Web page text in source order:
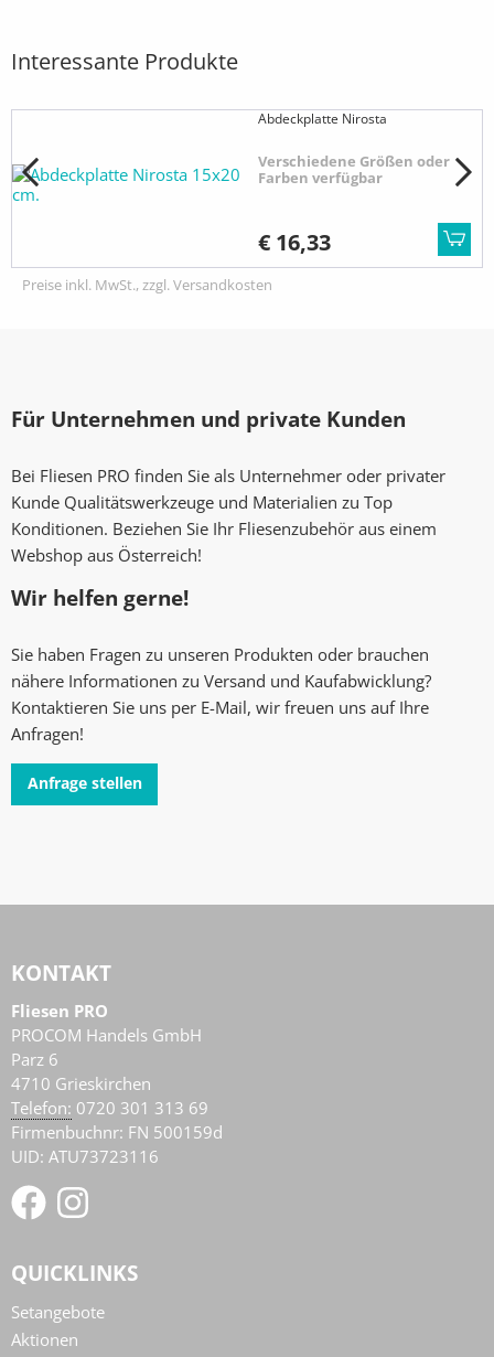
Interessante Produkte
Abdeckplatte Nirosta
Verschiedene Größen oder
Farben verfügbar
€ 16,33
Preise inkl. MwSt., zzgl. Versandkosten
Für Unternehmen und private Kunden
Bei Fliesen PRO finden Sie als Unternehmer oder privater
Kunde Qualitätswerkzeuge und Materialien zu Top
Konditionen. Beziehen Sie Ihr Fliesenzubehör aus einem
Webshop aus Österreich!
Wir helfen gerne!
Sie haben Fragen zu unseren Produkten oder brauchen
nähere Informationen zu Versand und Kaufabwicklung?
Kontaktieren Sie uns per E-Mail, wir freuen uns auf Ihre
Anfragen!
Anfrage stellen
KONTAKT
Fliesen PRO
PROCOM Handels GmbH
Parz 6
4710 Grieskirchen
AT
Telefon: 0720 301 313 69
Firmenbuchnr: FN 500159d
UID: ATU73723116
QUICKLINKS
Setangebote
Aktionen